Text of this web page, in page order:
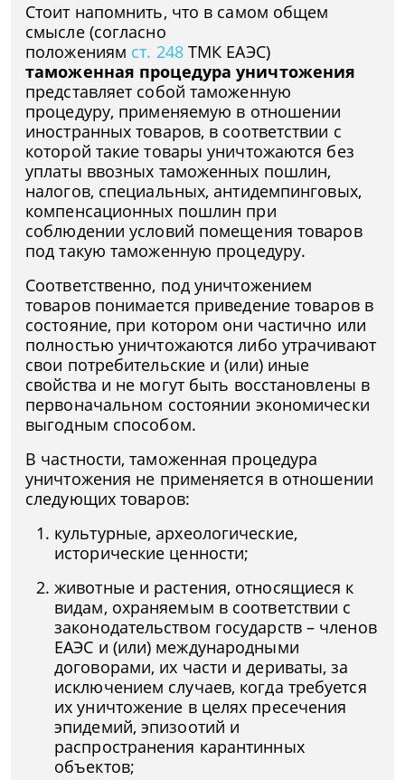
Стоит напомнить, что в самом общем
смысле (согласно
положениям ст. 248ТМК ЕАЭС)
таможенная процедура уничтожения
представляет собой таможенную
процедуру, применяемую в отношении
иностранных товаров, в соответствии с
которой такие товары уничтожаются без
уплаты ввозных таможенных пошлин,
налогов, специальных, антидемпинговых,
компенсационных пошлин при
соблюдении условий помещения товаров
под такую таможенную процедуру.
Соответственно, под уничтожением
товаров понимается приведение товаров в
состояние, при котором они частично или
полностью уничтожаются либо утрачивают
свои потребительские и (или) иные
свойства и не могут быть восстановлены в
первоначальном состоянии экономически
выгодным способом.
В частности, таможенная процедура
уничтожения не применяется в отношении
следующих товаров:
культурные, археологические,
исторические ценности;
животные и растения, относящиеся к
видам, охраняемым в соответствии с
законодательством государств – членов
ЕАЭС и (или) международными
договорами, их части и дериваты, за
исключением случаев, когда требуется
их уничтожение в целях пресечения
эпидемий, эпизоотий и
распространения карантинных
объектов;